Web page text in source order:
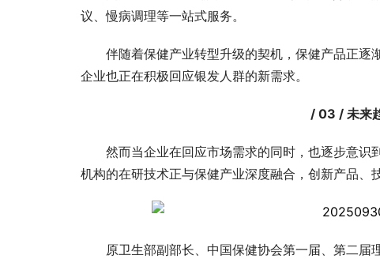
议、慢病调理等一站式服务。
伴随着保健产业转型升级的契机，保健产品正逐
企业也正在积极回应银发人群的新需求。
/ 03 / 未来
然而当企业在回应市场需求的同时，也逐步意
机构的在研技术正与保健产业深度融合，创新产品、
原卫生部副部长、中国保健协会第一届、第二届